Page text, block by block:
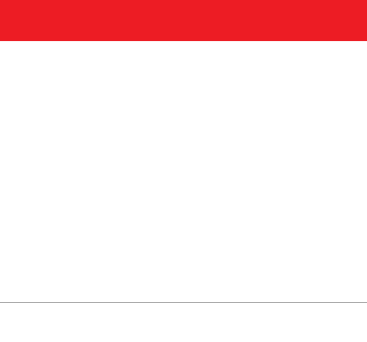
wołyńskiej